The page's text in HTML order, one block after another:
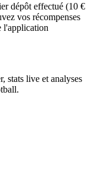
dépôt effectué (10 €
vos récompenses
l'application
stats live et analyses